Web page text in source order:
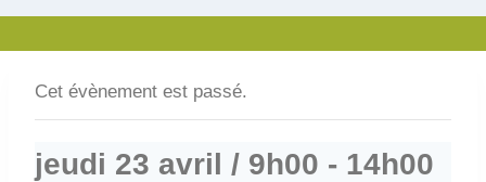
Cet évènement est passé.
jeudi 23 avril / 9h00 - 14h00